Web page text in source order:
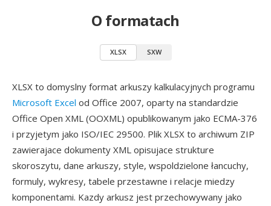
O formatach
XLSX SXW
XLSX to domyslny format arkuszy kalkulacyjnych programu
Microsoft Excel od Office 2007, oparty na standardzie
Office Open XML (OOXML) opublikowanym jako ECMA-376
i przyjetym jako ISO/IEC 29500. Plik XLSX to archiwum ZIP
zawierajace dokumenty XML opisujace strukture
skoroszytu, dane arkuszy, style, wspoldzielone łancuchy,
formuly, wykresy, tabele przestawne i relacje miedzy
komponentami. Kazdy arkusz jest przechowywany jako